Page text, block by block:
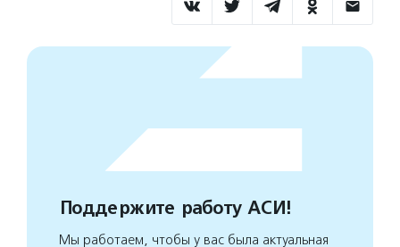
Поддержите работу АСИ!
Мы работаем, чтобы у вас была актуальная